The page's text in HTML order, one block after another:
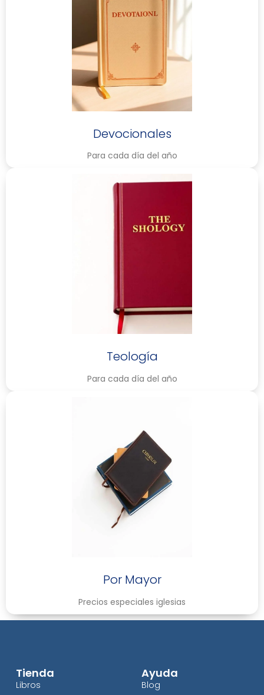
Devocionales
Para cada día del año
Teología
Para cada día del año
Por Mayor
Precios especiales iglesias
Tienda
Libros
Ayuda
Blog